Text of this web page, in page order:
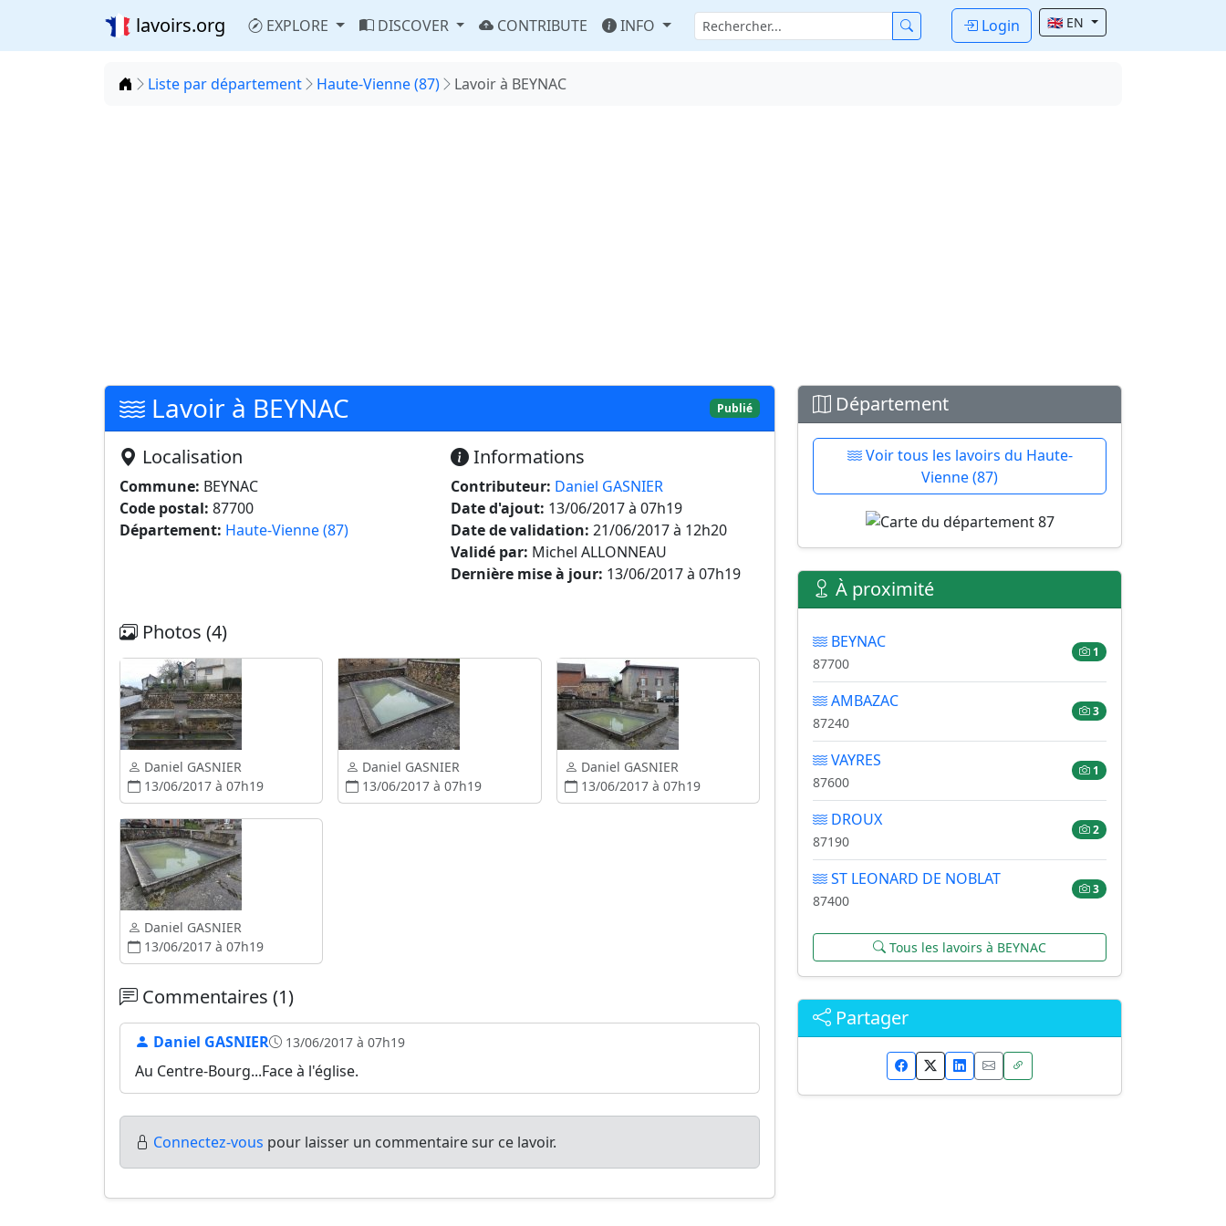
lavoirs.org EXPLORE DISCOVER CONTRIBUTE INFO Login 🇬🇧 EN
Accueil
Liste par département Haute-Vienne (87) Lavoir à BEYNAC
Lavoir à BEYNAC Publié
Localisation
Commune: BEYNAC
Code postal: 87700
Département: Haute-Vienne (87)
Informations
Contributeur: Daniel GASNIER
Date d'ajout: 13/06/2017 à 07h19
Date de validation: 21/06/2017 à 12h20
Validé par: Michel ALLONNEAU
Dernière mise à jour: 13/06/2017 à 07h19
Photos (4)
Daniel GASNIER
13/06/2017 à 07h19
Daniel GASNIER
13/06/2017 à 07h19
Daniel GASNIER
13/06/2017 à 07h19
Daniel GASNIER
13/06/2017 à 07h19
Commentaires (1)
Daniel GASNIER 13/06/2017 à 07h19
Au Centre-Bourg...Face à l'église.
Connectez-vous pour laisser un commentaire sur ce lavoir.
Département
Voir tous les lavoirs du Haute-
Vienne (87)
À proximité
BEYNAC
87700
1
AMBAZAC
87240
3
VAYRES
87600
1
DROUX
87190
2
ST LEONARD DE NOBLAT
87400
3
Tous les lavoirs à BEYNAC
Partager